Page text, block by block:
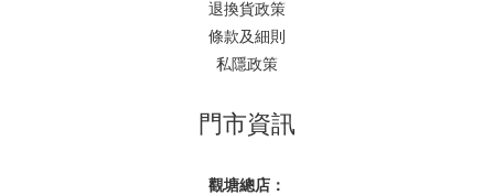
退換貨政策
條款及細則
私隱政策
門市資訊
觀塘總店：